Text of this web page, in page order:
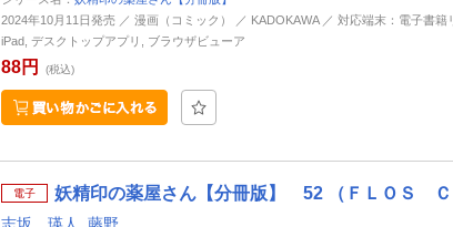
2024年10月11日発売 ／ 漫画（コミック） ／ KADOKAWA ／ 対応端末：電子書籍
iPad, デスクトップアプリ, ブラウザビューア
88円 (税込)
電子 妖精印の薬屋さん【分冊版】 52 （ＦＬＯＳ Ｃ
志坂 瑛人 藤野